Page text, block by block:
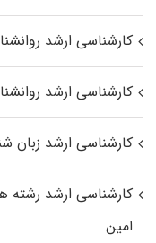
کارشناسی ارشد
کارشناسی ارشد
کارشناسی ارشد زبان
کارشناسی ارشد رﺷﺘﻪ
اﻣﻴﻦ